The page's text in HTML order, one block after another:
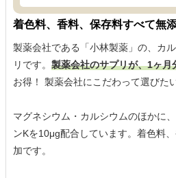
着色料、香料、保存料すべて無
製薬会社である「小林製薬」の、カ
リです。 製薬会社のサプリが、1ヶ
お得！ 製薬会社にこだわって選びた
マグネシウム・カルシウムのほかに
ンKを10μg配合しています。着色料
加です。